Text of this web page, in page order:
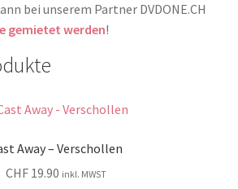
bei unserem Partner DVDONE.CH
gemietet werden!
Away – Verschollen
CHF 19.90 inkl. MWST